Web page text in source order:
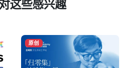
这些感兴趣
原创